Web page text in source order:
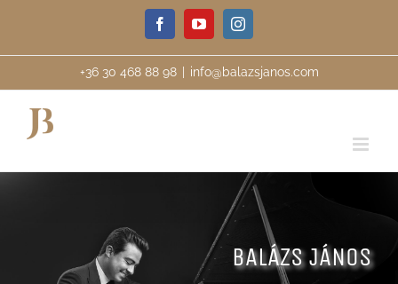
FacebookYouTubeInstagram
+36 30 468 88 98 info@balazsjanos.com
BALÁZS JÁNOS